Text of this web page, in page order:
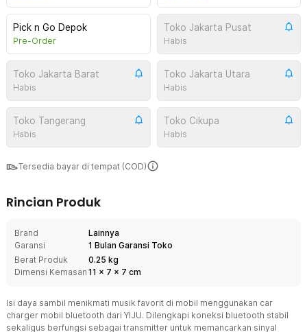
Pick n Go Depok
Pre-Order
Toko Jakarta Pusat
Habis
Toko Jakarta Barat
Habis
Toko Jakarta Utara
Habis
Toko Tangerang
Habis
Toko Cikupa
Habis
Tersedia bayar di tempat (COD)
Rincian Produk
Brand
Lainnya
Garansi
1 Bulan Garansi Toko
Berat Produk
0.25 kg
Dimensi Kemasan 11 x 7 x 7 cm
Isi daya sambil menikmati musik favorit di mobil menggunakan car
charger mobil bluetooth dari YIJU. Dilengkapi koneksi bluetooth stabil
sekaligus berfungsi sebagai transmitter untuk memancarkan sinyal